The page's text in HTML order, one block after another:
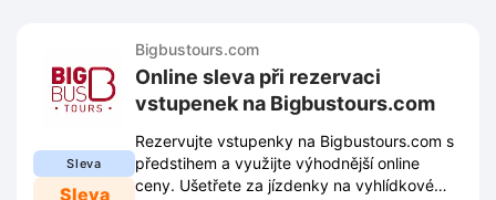
Sleva
Sleva
Bigbustours.com
Online sleva při rezervaci
vstupenek na Bigbustours.com
Rezervujte vstupenky na Bigbustours.com s
předstihem a využijte výhodnější online
ceny. Ušetřete za jízdenky na vyhlídkové